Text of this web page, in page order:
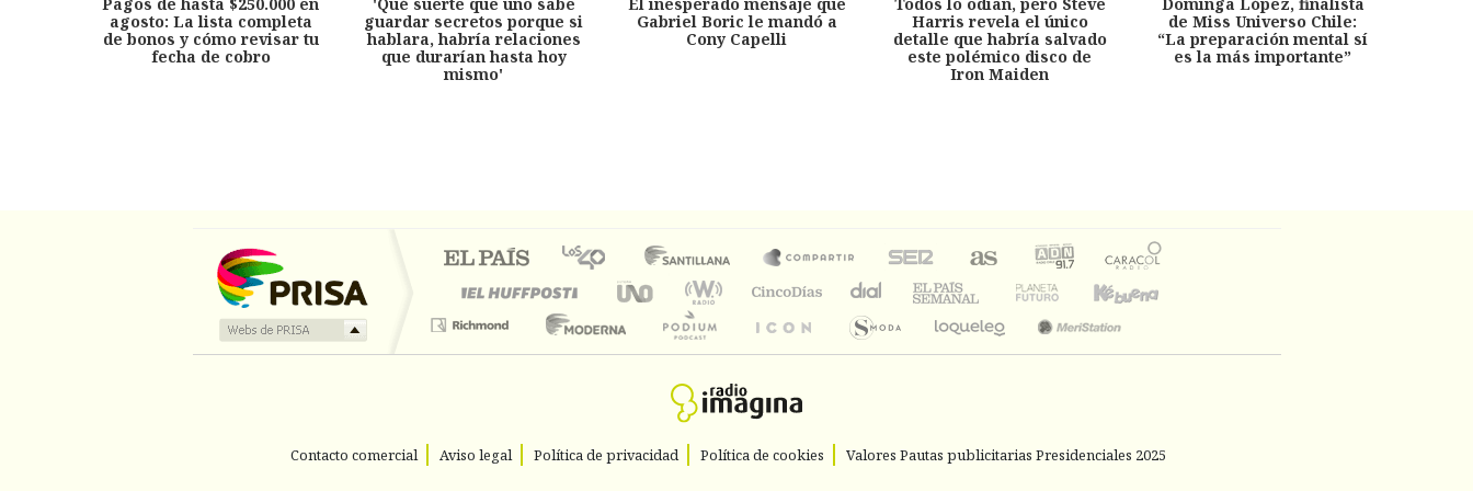
agosto: La lista completa
de bonos y cómo revisar tu
fecha de cobro
guardar secretos porque si
hablara, habría relaciones
que durarían hasta hoy
mismo'
Gabriel Boric le mandó a
Cony Capelli
Harris revela el único
detalle que habría salvado
este polémico disco de
Iron Maiden
de Miss Universo Chile:
“La preparación mental sí
es la más importante”
Contacto comercial Aviso legal Política de privacidad Política de cookies Valores Pautas publicitarias Presidenciales 2025